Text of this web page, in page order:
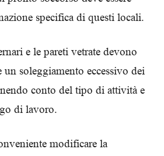
specifica di questi locali.
e le pareti vetrate devono
un soleggiamento eccessivo dei
conto del tipo di attività e
di lavoro.
modificare la